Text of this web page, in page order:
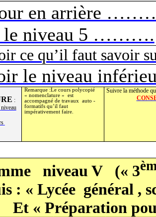
en arrière
le niveau 5 ……….
ce qu’il faut savoir
le niveau
:
niveau
Remarque :Lecours polycopié
« nomenclature »
est
accompagné de travaux
auto -
formatifs qu’il faut
impérativement faire.
Suivre la méthode
niveau V (« 3
: « Lycée général ,
Et « Préparation